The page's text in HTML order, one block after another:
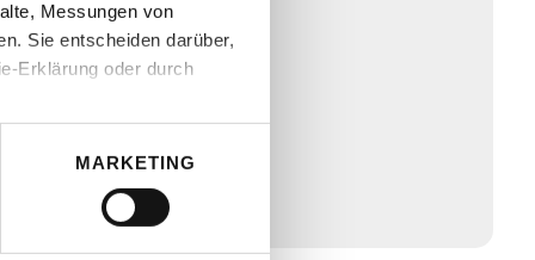
Messungen von
Sie entscheiden darüber,
Erklärung oder durch
sein können
Präferenzen im
MARKETING